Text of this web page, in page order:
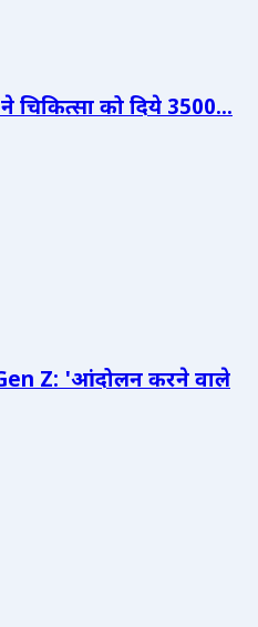
चिकित्सा को दिये 3500...
Z: 'आंदोलन करने वाले